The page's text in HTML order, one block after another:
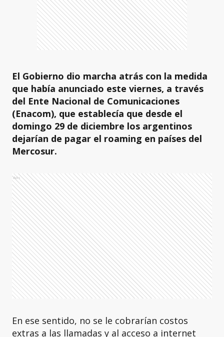
El Gobierno dio marcha atrás con la medida
que había anunciado este viernes, a través
del Ente Nacional de Comunicaciones
(Enacom), que establecía que desde el
domingo 29 de diciembre los argentinos
dejarían de pagar el roaming en países del
Mercosur.
Ads
En ese sentido, no se le cobrarían costos
extras a las llamadas y al acceso a internet